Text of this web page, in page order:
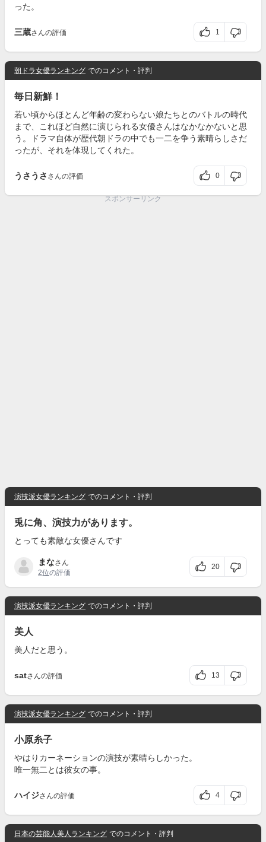
った。
三蔵さんの評価 1
朝ドラ女優ランキング でのコメント・評判
毎日新鮮！
若い頃からほとんど年齢の変わらない娘たちとのバトルの時代
まで、これほど自然に演じられる女優さんはなかなかないと思
う。ドラマ自体が歴代朝ドラの中でも一二を争う素晴らしさだ
ったが、それを体現してくれた。
うさうさ さんの評価 0
スポンサーリンク
演技派女優ランキング でのコメント・評判
兎に角、演技力があります。
とっても素敵な女優さんです
まなさん
2位の評価
20
演技派女優ランキング でのコメント・評判
美人
美人だと思う。
satさんの評価 13
演技派女優ランキング でのコメント・評判
小原糸子
やはりカーネーションの演技が素晴らしかった。
唯一無二とは彼女の事。
ハイジさんの評価 4
日本の芸能人美人ランキング でのコメント・評判